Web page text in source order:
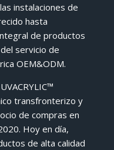
instalaciones de
hasta
de productos
servicio de
OEM&ODM.
transfronterizo y
de compras en
Hoy en día,
de alta calidad